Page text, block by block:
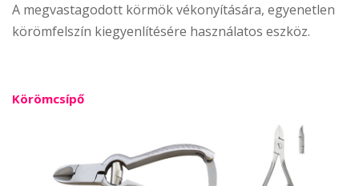
A megvastagodott körmök vékonyítására, egyenetlen
körömfelszín kiegyenlítésére használatos eszköz.
Körömcsípő